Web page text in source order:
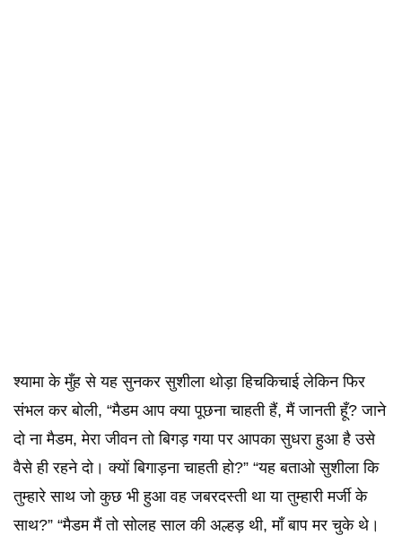
श्यामा के मुँह से यह सुनकर सुशीला थोड़ा हिचकिचाई लेकिन फिर
संभल कर बोली, “मैडम आप क्या पूछना चाहती हैं, मैं जानती हूँ? जाने
दो ना मैडम, मेरा जीवन तो बिगड़ गया पर आपका सुधरा हुआ है उसे
वैसे ही रहने दो। क्यों बिगाड़ना चाहती हो?” “यह बताओ सुशीला कि
तुम्हारे साथ जो कुछ भी हुआ वह जबरदस्ती था या तुम्हारी मर्जी के
साथ?” “मैडम मैं तो सोलह साल की अल्हड़ थी, माँ बाप मर चुके थे।